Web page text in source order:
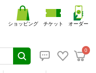
0
ショッピング チケット オーダー